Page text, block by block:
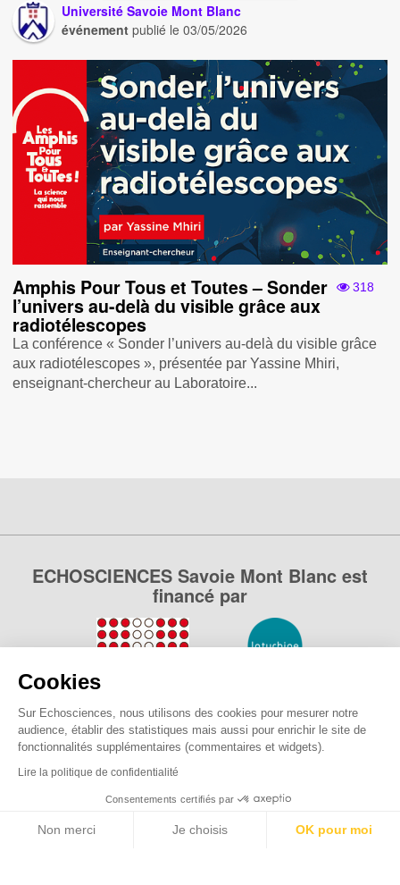
Cookies
Sur Echosciences, nous utilisons des cookies pour mesurer notre
audience, établir des statistiques mais aussi pour enrichir le site de
fonctionnalités supplémentaires (commentaires et widgets).
Lire la politique de confidentialité
Consentements certifiés par
Non merci Je choisis OK pour moi
Université Savoie Mont Blanc
événement publié le03/05/2026
318
Amphis Pour Tous et Toutes – Sonder
l’univers au-delà du visible grâce aux
radiotélescopes
La conférence « Sonder l’univers au-delà du visible grâce
aux radiotélescopes », présentée par Yassine Mhiri,
enseignant-chercheur au Laboratoire...
ECHOSCIENCES Savoie Mont Blanc est
financé par
Explorer, s’exprimer, rentrer en contact : Echosciences